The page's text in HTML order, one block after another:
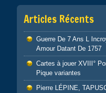
Articles Récents
Guerre De 7 Ans L
Amour Datant De 1757
Cartes à jouer XVIII°
Pique variantes
Pierre LÉPINE,